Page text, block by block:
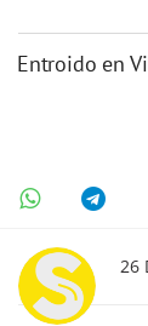
Entroido en
26